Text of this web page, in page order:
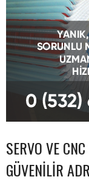
SERVO VE
GÜVENILIR